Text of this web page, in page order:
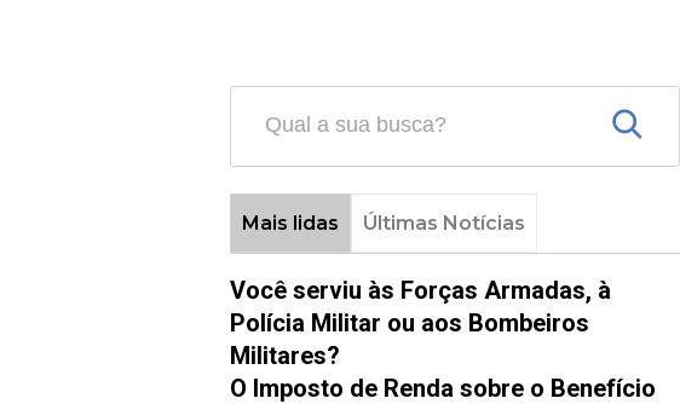
Mais lidas Últimas Notícias
Você serviu às Forças Armadas, à
Polícia Militar ou aos Bombeiros
Militares?
O Imposto de Renda sobre o Benefício